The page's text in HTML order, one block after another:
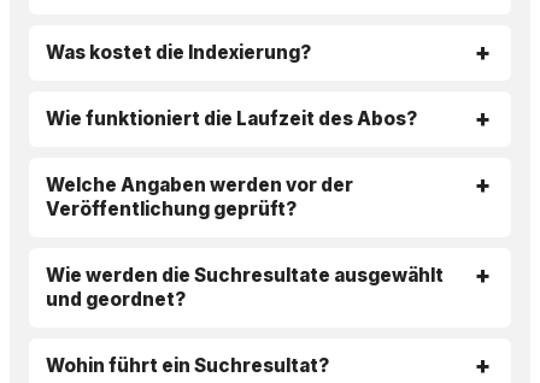
Was kostet die Indexierung?
Wie funktioniert die Laufzeit des Abos?
Welche Angaben werden vor der
Veröffentlichung geprüft?
Wie werden die Suchresultate ausgewählt
und geordnet?
Wohin führt ein Suchresultat?